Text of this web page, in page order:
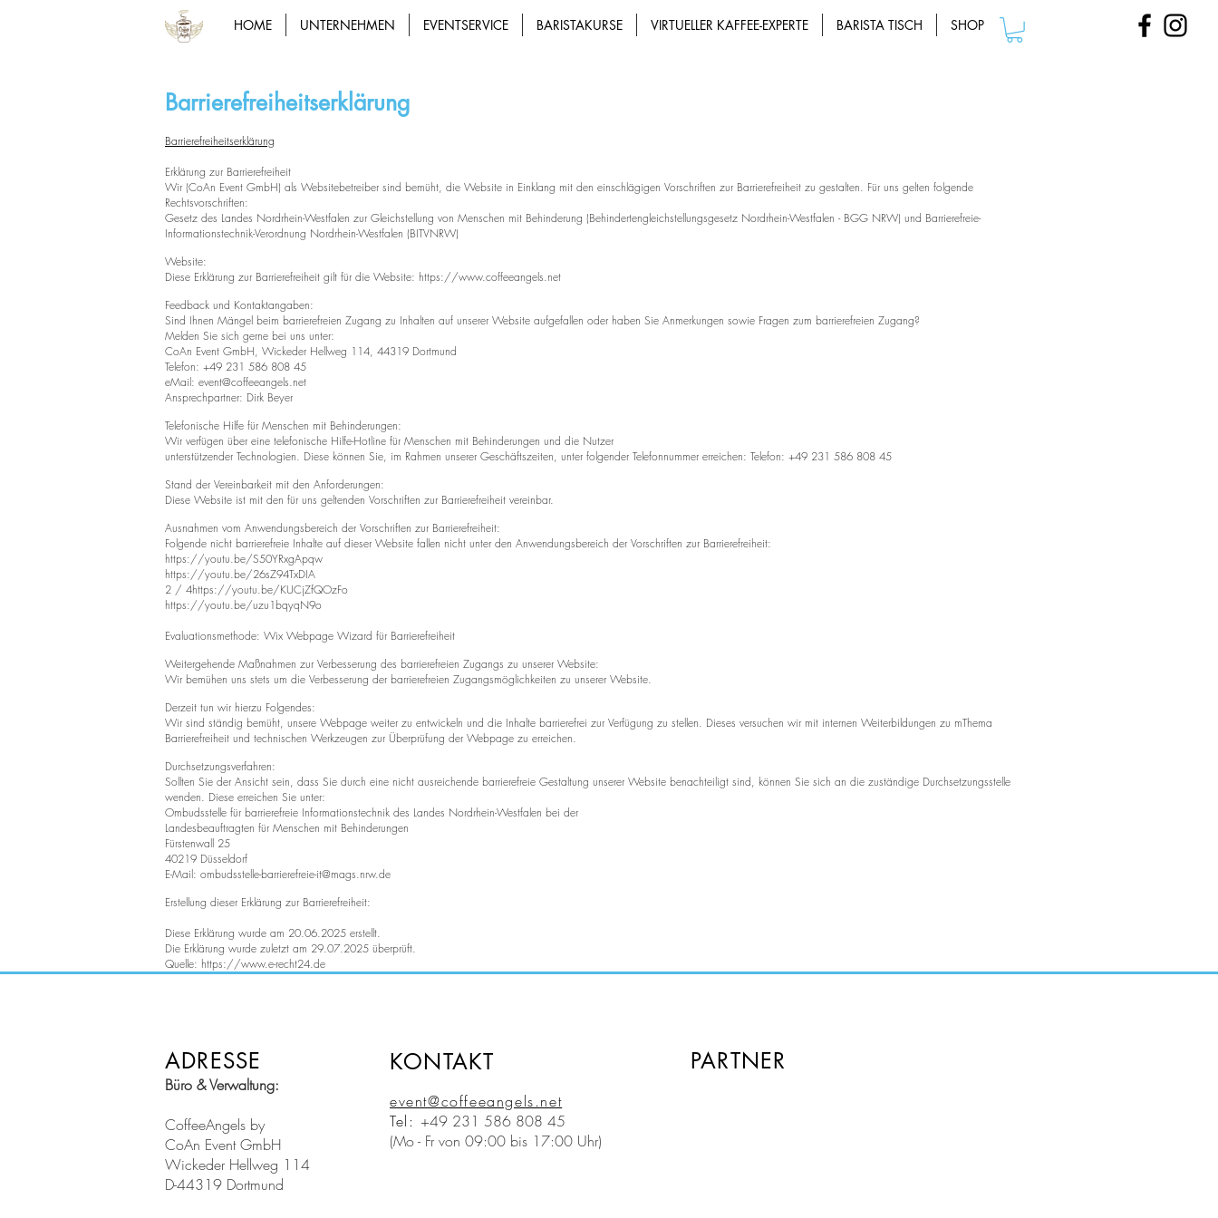
HOME UNTERNEHMEN EVENTSERVICE BARISTAKURSE VIRTUELLER KAFFEE-EXPERTE BARISTA TISCH SHOP
Barrierefreiheitserklärung
Barrierefreiheitserklärung
Erklärung zur Barrierefreiheit
Wir (CoAn Event GmbH) als Websitebetreiber sind bemüht, die Website in Einklang mit den einschlägigen Vorschriften zur Barrierefreiheit zu gestalten. Für uns gelten folgende
Rechtsvorschriften:
Gesetz des Landes Nordrhein-Westfalen zur Gleichstellung von Menschen mit Behinderung (Behindertengleichstellungsgesetz Nordrhein-Westfalen - BGG NRW) und Barrierefreie-
Informationstechnik-Verordnung Nordrhein-Westfalen (BITVNRW)
Website:
Diese Erklärung zur Barrierefreiheit gilt für die Website: https://www.coffeeangels.net
Feedback und Kontaktangaben:
Sind Ihnen Mängel beim barrierefreien Zugang zu Inhalten auf unserer Website aufgefallen oder haben Sie Anmerkungen sowie Fragen zum barrierefreien Zugang?
Melden Sie sich gerne bei uns unter:
CoAn Event GmbH, Wickeder Hellweg 114, 44319 Dortmund
Telefon: +49 231 586 808 45
eMail: event@coffeeangels.net
Ansprechpartner: Dirk Beyer
Telefonische Hilfe für Menschen mit Behinderungen:
Wir verfügen über eine telefonische Hilfe-Hotline für Menschen mit Behinderungen und die Nutzer
unterstützender Technologien. Diese können Sie, im Rahmen unserer Geschäftszeiten, unter folgender Telefonnummer erreichen: Telefon: +49 231 586 808 45
Stand der Vereinbarkeit mit den Anforderungen:
Diese Website ist mit den für uns geltenden Vorschriften zur Barrierefreiheit vereinbar.
Ausnahmen vom Anwendungsbereich der Vorschriften zur Barrierefreiheit:
Folgende nicht barrierefreie Inhalte auf dieser Website fallen nicht unter den Anwendungsbereich der Vorschriften zur Barrierefreiheit:
https://youtu.be/S50YRxgApqw
https://youtu.be/26sZ94TxDIA
2 / 4https://youtu.be/KUCjZfQOzFo
https://youtu.be/uzu1bqyqN9o
Evaluationsmethode: Wix Webpage Wizard für Barrierefreiheit
Weitergehende Maßnahmen zur Verbesserung des barrierefreien Zugangs zu unserer Website:
Wir bemühen uns stets um die Verbesserung der barrierefreien Zugangsmöglichkeiten zu unserer Website.
Derzeit tun wir hierzu Folgendes:
Wir sind ständig bemüht, unsere Webpage weiter zu entwickeln und die Inhalte barrierefrei zur Verfügung zu stellen. Dieses versuchen wir mit internen Weiterbildungen zu mThema
Barrierefreiheit und technischen Werkzeugen zur Überprüfung der Webpage zu erreichen.
Durchsetzungsverfahren:
Sollten Sie der Ansicht sein, dass Sie durch eine nicht ausreichende barrierefreie Gestaltung unserer Website benachteiligt sind, können Sie sich an die zuständige Durchsetzungsstelle
wenden. Diese erreichen Sie unter:
Ombudsstelle für barrierefreie Informationstechnik des Landes Nordrhein-Westfalen bei der
Landesbeauftragten für Menschen mit Behinderungen
Fürstenwall 25
40219 Düsseldorf
E-Mail: ombudsstelle-barrierefreie-it@mags.nrw.de
Erstellung dieser Erklärung zur Barrierefreiheit:
Diese Erklärung wurde am 20.06.2025 erstellt.
Die Erklärung wurde zuletzt am 29.07.2025 überprüft.
Quelle: https://www.e-recht24.de
ADRESSE
Büro & Verwaltung:
CoffeeAngels by
CoAn Event GmbH
Wickeder Hellweg 114
D-44319 Dortmund
KONTAKT
event@coffeeangels.net
Tel: +49 231 586 808 45
(Mo - Fr von 09:00 bis 17:00 Uhr)
PARTNER